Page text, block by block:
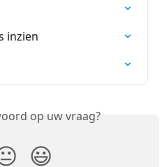
inzien
op uw vraag?
😃